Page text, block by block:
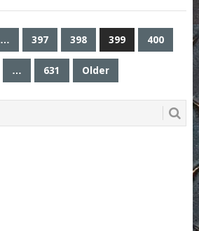
… 397 398 399 400
… 631 Older